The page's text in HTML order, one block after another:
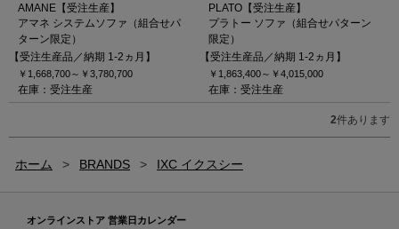
AMANE【受注生産】
アマネ システムソファ（組合せパ
ターン限定）
【受注生産品／納期 1-2ヵ月】
￥1,668,700～ ￥3,780,700
在庫：受注生産
PLATO【受注生産】
プラトー ソファ（組合せパターン
限定）
【受注生産品／納期 1-2ヵ月】
￥1,863,400～ ￥4,015,000
在庫：受注生産
2件あります
ホーム > BRANDS > IXC イクスシー
オンラインストア 営業日カレンダー